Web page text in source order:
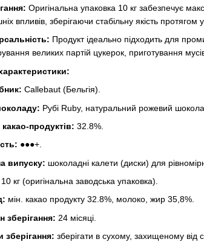
Оригінальна упаковка 10 кг забезпечує
впливів, зберігаючи стабільну якість протягом
Продукт ідеально підходить для
великих партій цукерок, приготування
Callebaut (Бельгія).
Рубі Ruby, натуральний рожевий
какао-продуктів: 32.8%.
●●●+.
випуску: шоколадні калети (диски) для
10 кг (оригінальна заводська упаковка).
мін. какао продукту 32.8%, молоко, жир 35,8%.
зберігання: 24 місяці.
зберігання: зберігати в сухому, захищеному від